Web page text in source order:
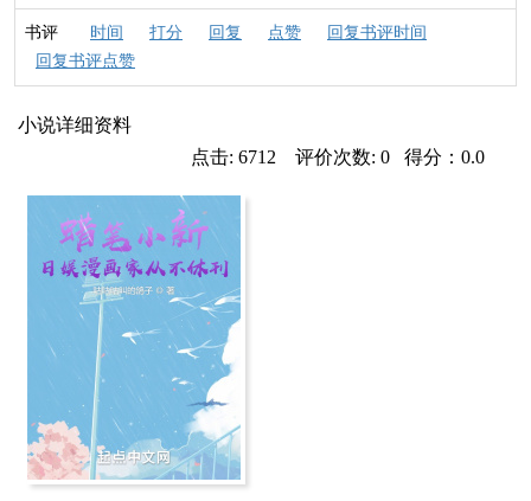
书评 时间 打分 回复 点赞
回复书评时间
回复书评点赞
小说详细资料
点击: 6712 评价次数: 0 得分：0.0